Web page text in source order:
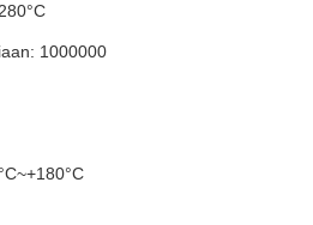
1000000